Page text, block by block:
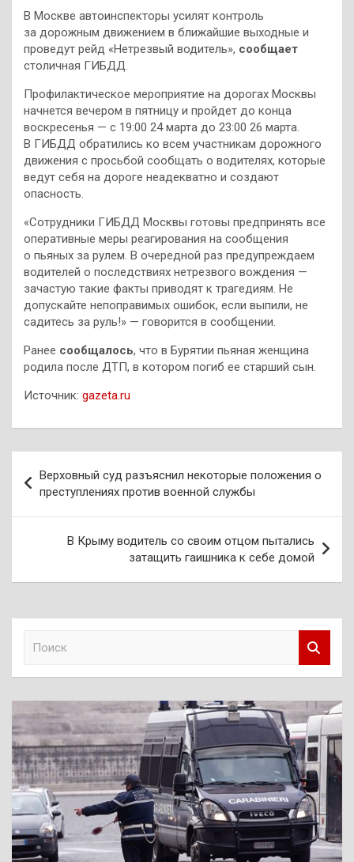
В Москве автоинспекторы усилят контроль
за дорожным движением в ближайшие выходные и
проведут рейд «Нетрезвый водитель», сообщает
столичная ГИБДД.
Профилактическое мероприятие на дорогах Москвы
начнется вечером в пятницу и пройдет до конца
воскресенья — с 19:00 24 марта до 23:00 26 марта.
В ГИБДД обратились ко всем участникам дорожного
движения с просьбой сообщать о водителях, которые
ведут себя на дороге неадекватно и создают
опасность.
«Сотрудники ГИБДД Москвы готовы предпринять все
оперативные меры реагирования на сообщения
о пьяных за рулем. В очередной раз предупреждаем
водителей о последствиях нетрезвого вождения —
зачастую такие факты приводят к трагедиям. Не
допускайте непоправимых ошибок, если выпили, не
садитесь за руль!» — говорится в сообщении.
Ранее сообщалось, что в Бурятии пьяная женщина
родила после ДТП, в котором погиб ее старший сын.
Источник: gazeta.ru
по
записям
Верховный суд разъяснил некоторые положения о
преступлениях против военной службы
В Крыму водитель со своим отцом пытались
затащить гаишника к себе домой
к